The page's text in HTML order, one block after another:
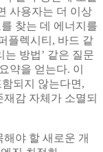
사용자는 더 이상
찾는 데 에너지를
플렉시티, 바드 같
방법’ 같은 질문
약을 얻는다. 이
되지 않는다면,
감 자체가 소멸되
야 할 새로운 개